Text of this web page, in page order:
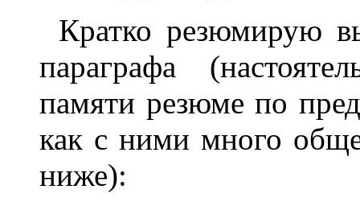
Кратко резюмирую
параграфа
памяти резюме по
как с ними много
ниже):